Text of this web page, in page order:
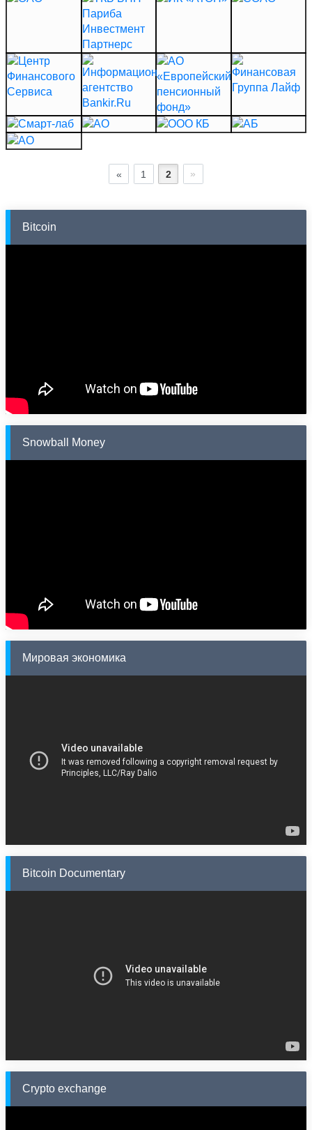
« 1 2 »
Bitcoin
Snowball Money
Мировая экономика
Bitcoin Documentary
Crypto exchange